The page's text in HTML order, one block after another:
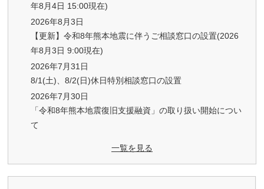
年8月4日 15:00現在)
2026年8月3日
【更新】令和8年熊本地震に伴うご相談窓口の設置(2026
年8月3日 9:00現在)
2026年7月31日
8/1(土)、8/2(日)休日特別相談窓口の設置
2026年7月30日
「令和8年熊本地震復旧支援融資」の取り扱い開始につい
て
一覧を見る